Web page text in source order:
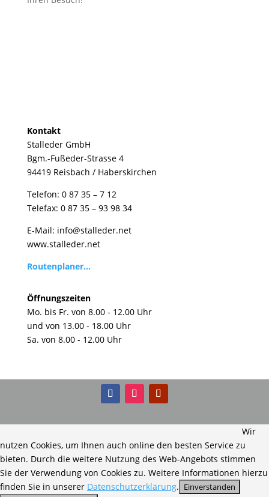
Kontakt
Stalleder GmbH
Bgm.-Fußeder-Strasse 4
94419 Reisbach / Haberskirchen
Telefon: 0 87 35 – 7 12
Telefax: 0 87 35 – 93 98 34
E-Mail: info@stalleder.net
www.stalleder.net
Routenplaner...
Öffnungszeiten
Mo. bis Fr. von 8.00 - 12.00 Uhr
und von 13.00 - 18.00 Uhr
Sa. von 8.00 - 12.00 Uhr
Wir
nutzen Cookies, um Ihnen auch online den besten Service zu
bieten. Durch die weitere Nutzung des Web-Angebots stimmen
Sie der Verwendung von Cookies zu. Weitere Informationen hierzu
finden Sie in unserer Datenschutzerklärung. Einverstanden